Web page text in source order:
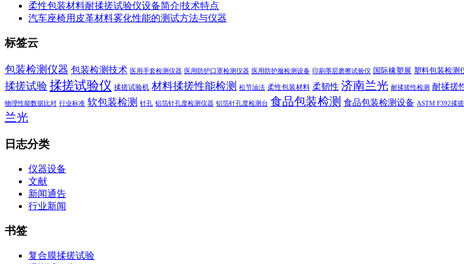
柔性包装材料耐揉搓试验仪设备简介|技术特点
汽车座椅用皮革材料雾化性能的测试方法与仪器
标签云
包装检测仪器 包装检测技术 医用手套检测仪器 医用防护口罩检测仪器 医用防护服检测设备 印刷墨层磨擦试验仪 国际橡塑展 塑料包装检测
揉搓试验 揉搓试验仪 揉搓试验机 材料揉搓性能检测 松节油法 柔性包装材料 柔韧性 济南兰光 耐揉搓性检测 耐揉搓
物理性能数据比对 行业标准 软包装检测 针孔 铝箔针孔度检测仪器 铝箔针孔度检测台 食品包装检测 食品包装检测设备 ASTM F392揉
兰光
日志分类
仪器设备
文献
新闻通告
行业新闻
书签
复合膜揉搓试验